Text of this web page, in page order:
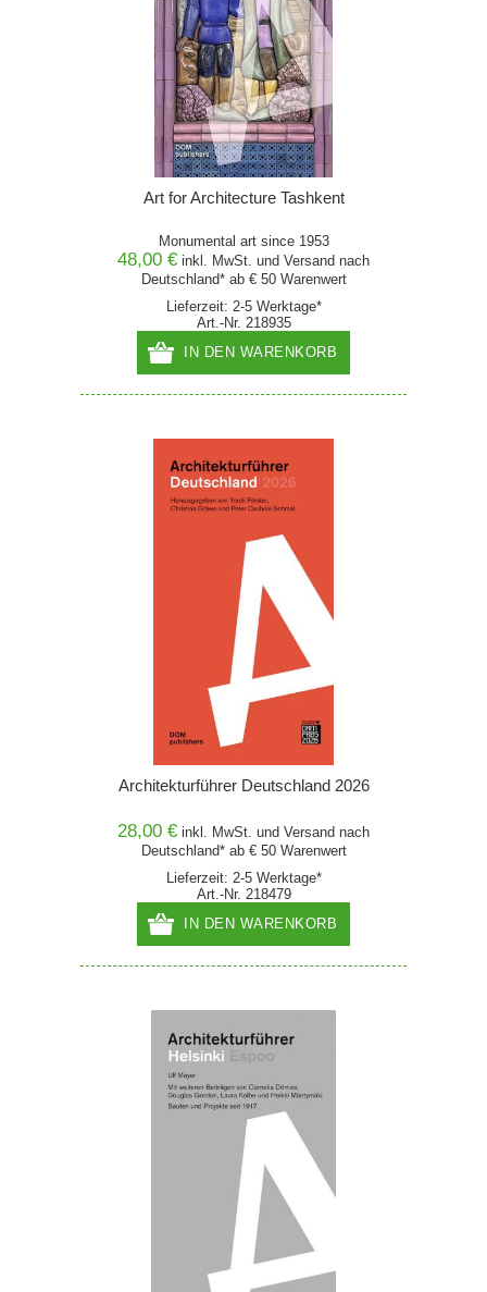
Art for Architecture Tashkent
Monumental art since 1953
48,00 € inkl. MwSt. und Versand nach
Deutschland* ab € 50 Warenwert
Lieferzeit: 2-5 Werktage*
Art.-Nr. 218935
IN DEN WARENKORB
Architekturführer Deutschland 2026
28,00 € inkl. MwSt. und Versand nach
Deutschland* ab € 50 Warenwert
Lieferzeit: 2-5 Werktage*
Art.-Nr. 218479
IN DEN WARENKORB